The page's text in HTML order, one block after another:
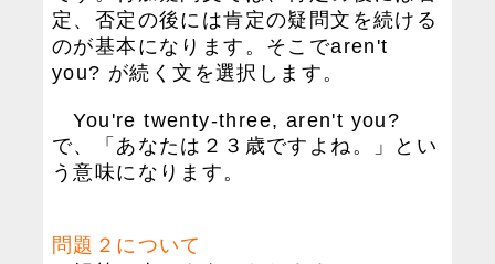
定、否定の後には肯定の疑問文を続ける
のが基本になります。そこでaren't
you? が続く文を選択します。
You're twenty-three, aren't you?
で、「あなたは２３歳ですよね。」とい
う意味になります。
問題２について